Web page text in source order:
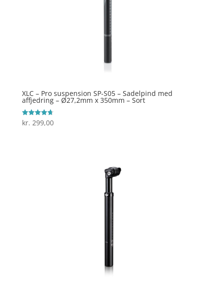
XLC – Pro suspension SP-S05 – Sadelpind med
affjedring – Ø27,2mm x 350mm – Sort
Vurderet
4.7
kr. 299,00